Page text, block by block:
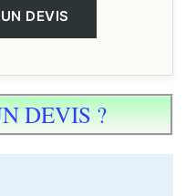
DEVIS
DEVIS ?